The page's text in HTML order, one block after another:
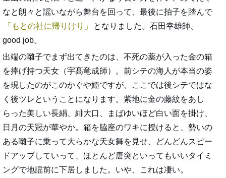
なと朗々と謡いながら舞台を回って、最後に拍子を踏んで
もとの社に帰りけり
となりました。石田幸雄師、
good job。
出端の囃子でまず出てきたのは、不死の薬が入った金の箱
を捧げ持つ天女（宇髙竜成師）。前シテの海人が本当の姿
を現したのがこのかぐや姫ですが、ここでは後シテではな
く後ツレということになります。紫地に金の藤紋をあし
らった美しい長絹、緋大口、まばゆいほど白い面を掛け、
日月の天冠が華やか。箱を脇座のワキに授けると、勢いの
ある囃子に乗って大らかな天女舞を見せ、どんどんスピー
ドアップしていって、ほとんど唐突といってもいいタイミ
ングで地謡前に下居しました。いや、これは凄い。